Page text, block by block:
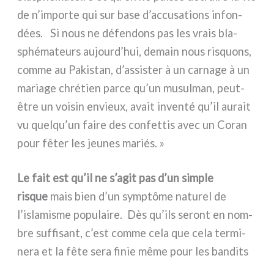
de n’importe qui sur base d’accusations infon­
dées. Si nous ne défen­dons pas les vrais bla­
sphé­ma­teurs aujourd’hui, demain nous risquons,
com­me au Pakistan, d’assister à un car­na­ge à un
maria­ge chré­tien par­ce qu’un musul­man, peut-
être un voi­sin envieux, avait inven­té qu’il aurait
vu quelqu’un fai­re des con­fet­tis avec un Coran
pour fêter les jeu­nes mariés. »
Le fait est qu’il ne s’agit pas d’un sim­ple
risque mais bien d’un symp­tô­me natu­rel de
l’islamisme popu­lai­re. Dès qu’ils seront en nom­
bre suf­fi­sant, c’est com­me cela que cela ter­mi­
ne­ra et la fête sera finie même pour les ban­di­ts